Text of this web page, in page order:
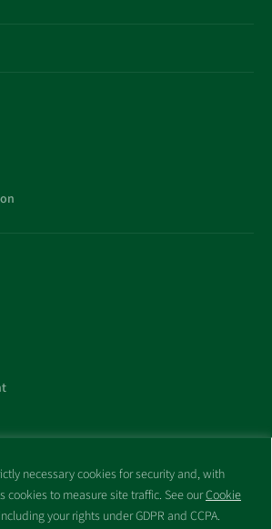
necessary cookies for security and, with
cookies to measure site traffic. See ourCookie
your rights under GDPR and CCPA.
appearing on this site are the property
their respective owners.
be reproduced without express written